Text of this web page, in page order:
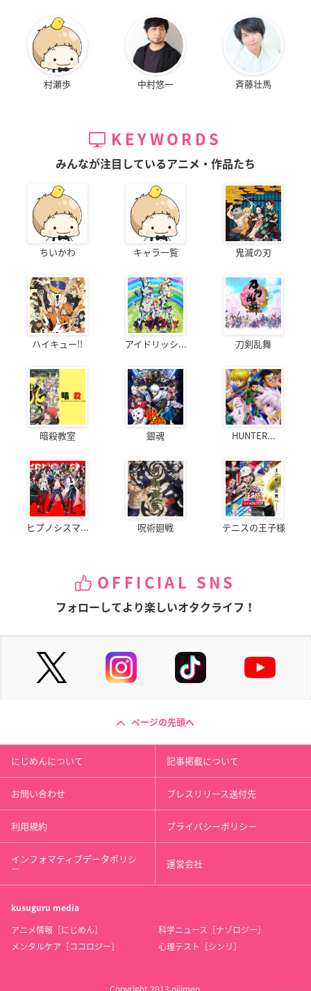
村瀬歩 中村悠一 斉藤壮馬
KEYWORDS
みんなが注目しているアニメ・作品たち
ちいかわ キャラ一覧 鬼滅の刃
ハイキュー!! アイドリッシ... 刀剣乱舞
暗殺教室 銀魂 HUNTER...
ヒプノシスマ... 呪術廻戦 テニスの王子様
OFFICIAL SNS
フォローしてより楽しいオタクライフ！
ページの先頭へ
にじめんについて 記事掲載について
お問い合わせ プレスリリース送付先
利用規約 プライバシーポリシー
インフォマティブデータポリシ
ー 運営会社
kusuguru media
アニメ情報［にじめん］
科学ニュース［ナゾロジー］
メンタルケア［ココロジー］
心理テスト［シンリ］